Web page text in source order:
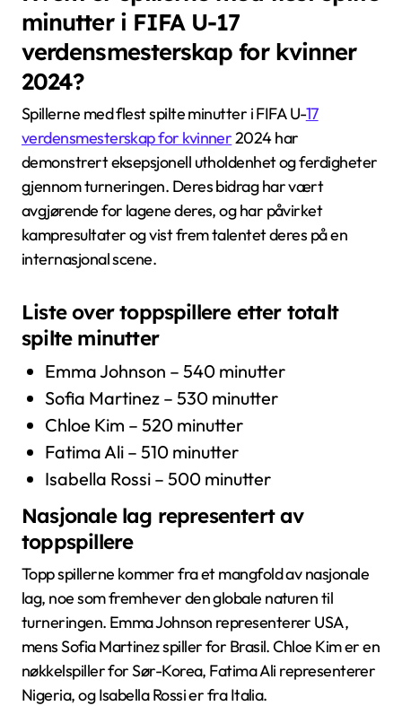
minutter i FIFA U-17
verdensmesterskap for kvinner
2024?
Spillerne med flest spilte minutter i FIFA U-17
verdensmesterskap for kvinner2024 har
demonstrert eksepsjonell utholdenhet og ferdigheter
gjennom turneringen. Deres bidrag har vært
avgjørende for lagene deres, og har påvirket
kampresultater og vist frem talentet deres på en
internasjonal scene.
Liste over toppspillere etter totalt
spilte minutter
Emma Johnson – 540 minutter
Sofia Martinez – 530 minutter
Chloe Kim – 520 minutter
Fatima Ali – 510 minutter
Isabella Rossi – 500 minutter
Nasjonale lag representert av
toppspillere
Topp spillerne kommer fra et mangfold av nasjonale
lag, noe som fremhever den globale naturen til
turneringen. Emma Johnson representerer USA,
mens Sofia Martinez spiller for Brasil. Chloe Kim er en
nøkkelspiller for Sør-Korea, Fatima Ali representerer
Nigeria, og Isabella Rossi er fra Italia.